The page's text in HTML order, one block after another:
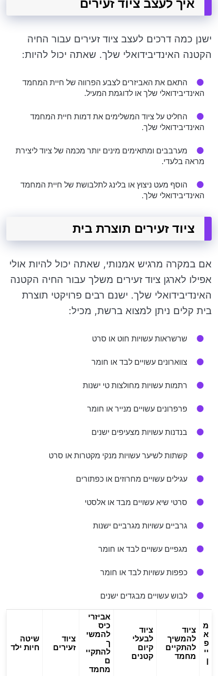
איך לעצב ציוד זעירים
ישנן כמה דרכים לעצב ציוד זעירים עבור החיה
הקטנה האינדיבידואלי שלך. שאתה יכול להיות:
התאם את האביזרים לצבע הפרווה של חיית המחמד
האינדיבידואלי שלך או לדוגמת המעיל.
החליט על ציוד המשלימים את דמות חיית המחמד
האינדיבידואלי שלך.
מערבבים ומתאימים מינים יותר מכמה של ציוד ליצירת
מראה בלעדי.
הוסף מעט ניצוץ או בלינג לתלבושת של חיית המחמד
האינדיבידואלי שלך.
ציוד זעירים תוצרת בית
אם במקרה מרגיש אמנותי, שאתה יכול להיות אולי
אפילו לארגן ציוד זעירים משלך עבור החיה הקטנה
האינדיבידואלי שלך. ישנם רבים פרויקטי תוצרת
בית קלים ניתן למצוא ברשת, מכיל:
שרשראות עשויות חוט או סרט
צווארונים עשויים לבד או חומר
רתמות עשויות מחולצות טי ישנות
פרפרונים עשויים מנייר או חומר
בנדנות עשויות מצעיפים ישנים
קשתות לשיער עשויות מנקי מקטרות או סרט
עגילים עשויים מחרוזים או כפתורים
סרטי שיא עשויים מבד או אלסטי
גרביים עשויות מגרביים ישנות
מגפיים עשויים לבד או חומר
כפפות עשויות לבד או חומר
לבוש עשויים מבגדים ישנים
מ
א
פ
יי
ן
ציוד
להמשיך
להתקיים
מחמד
ציוד
לבעלי
קיום
קטנים
אביזרי
כיס
להמשי
ך
להתקיי
ם
מחמד
ציוד
זעירים
שיטה
חיות ילד